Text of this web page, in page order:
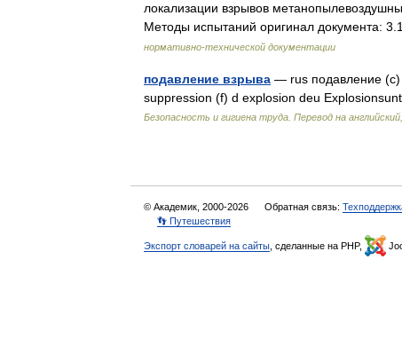
локализации взрывов
Методы испытаний оригинал документа:
нормативно-технической документации
подавление взрыва — rus подавление (с)
suppression (f) d explosion deu
Безопасность и гигиена труда. Перевод на
© Академик, 2000-2026 Обратная связь:
👣 Путешествия
Экспорт словарей на сайты , сделанные на PHP,